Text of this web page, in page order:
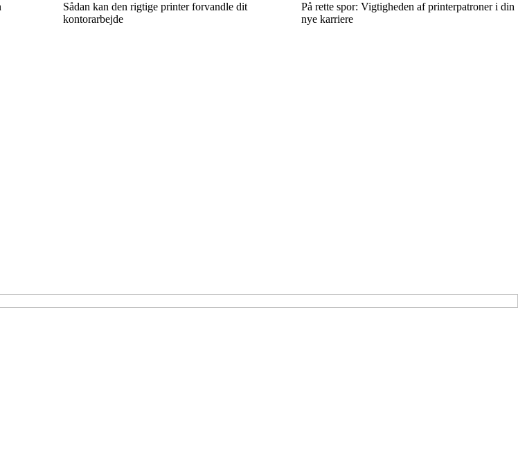
Sådan kan den rigtige printer forvandle dit
kontorarbejde
På rette spor: Vigtigheden af printerpatroner i din
nye karriere